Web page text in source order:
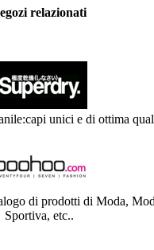
relazionati
unici e di ottima
di prodotti di Moda,
Sportiva, etc..